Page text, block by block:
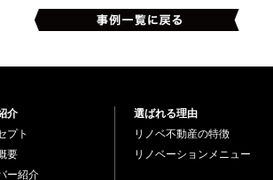
介
プト
要
ー紹介
選ばれる理由
リノベ不動産の特徴
リノベーションメニュー